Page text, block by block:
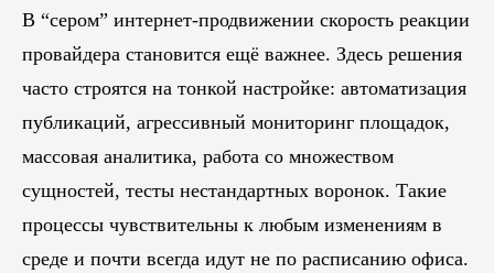
В “сером” интернет-продвижении скорость реакции
провайдера становится ещё важнее. Здесь решения
часто строятся на тонкой настройке: автоматизация
публикаций, агрессивный мониторинг площадок,
массовая аналитика, работа со множеством
сущностей, тесты нестандартных воронок. Такие
процессы чувствительны к любым изменениям в
среде и почти всегда идут не по расписанию офиса.